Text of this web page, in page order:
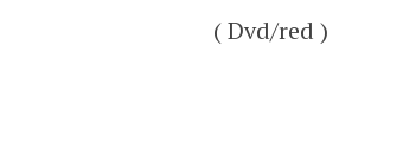
( Dvd/red )